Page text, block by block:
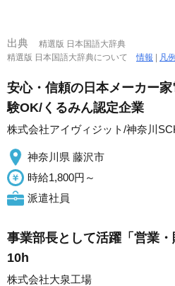
出典
精選版 日本国語大辞典
精選版 日本国語大辞典について情報 凡例
安心・信頼の日本メーカー
験OK/くるみん認定企業
株式会社アイヴィジット/神奈川
神奈川県 藤沢市
時給1,800円～
派遣社員
事業部長として活躍「営業
10h
株式会社大泉工場